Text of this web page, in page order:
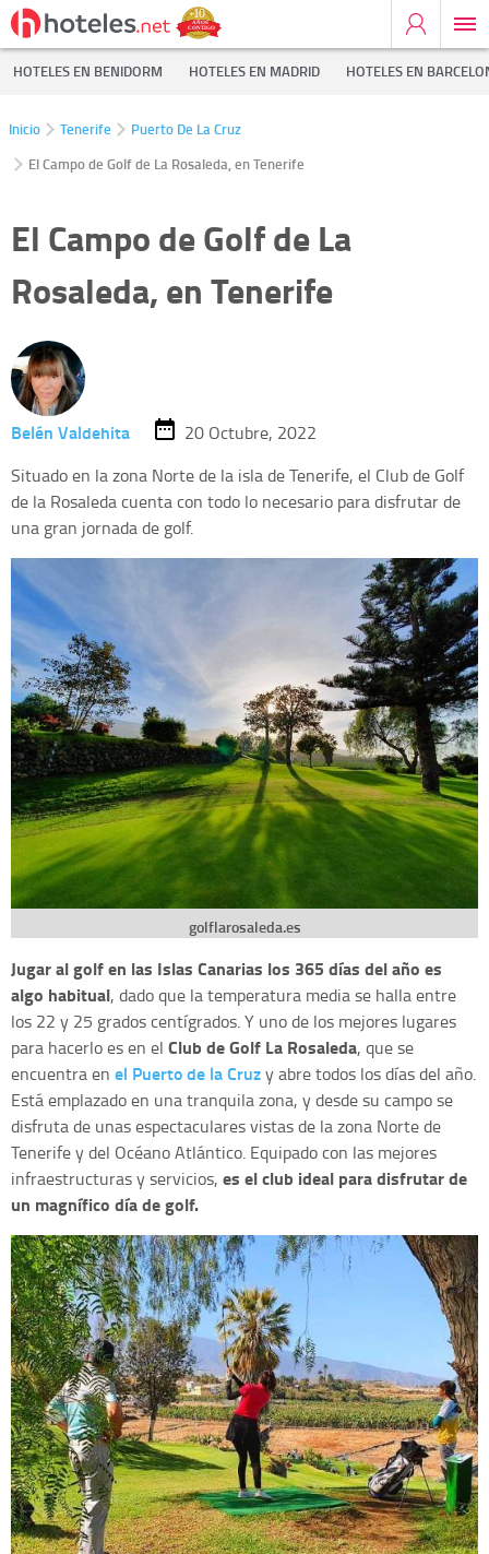
HOTELES EN BENIDORM HOTELES EN MADRID HOTELES EN
Inicio Tenerife
Puerto De La Cruz
El Campo de Golf de La Rosaleda, en Tenerife
El Campo de Golf de La
Rosaleda, en Tenerife
Belén Valdehita
20 Octubre, 2022
Situado en la zona Norte de la isla de Tenerife, el Club de Golf
de la Rosaleda cuenta con todo lo necesario para disfrutar de
una gran jornada de golf.
golflarosaleda.es
Jugar al golf en las Islas Canarias los 365 días del año es
algo habitual, dado que la temperatura media se halla entre
los 22 y 25 grados centígrados. Y uno de los mejores lugares
para hacerlo es en el Club de Golf La Rosaleda, que se
encuentra en el Puerto de la Cruzy abre todos los días del año.
Está emplazado en una tranquila zona, y desde su campo se
disfruta de unas espectaculares vistas de la zona Norte de
Tenerife y del Océano Atlántico. Equipado con las mejores
infraestructuras y servicios, es el club ideal para disfrutar de
un magnífico día de golf.